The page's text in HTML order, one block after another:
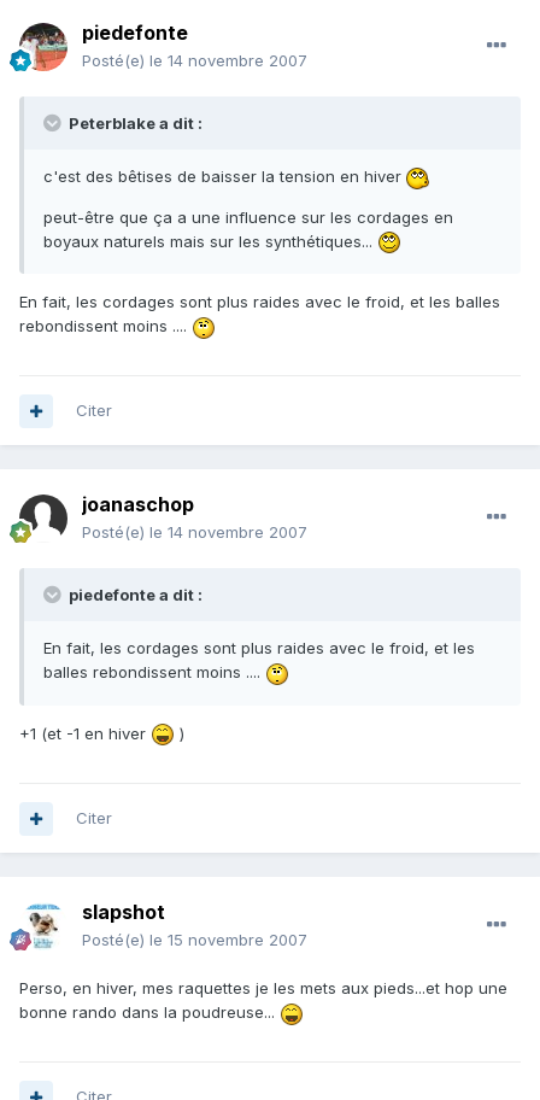
piedefonte
Posté(e) le 14 novembre 2007
Peterblake a dit :
c'est des bêtises de baisser la tension en hiver
peut-être que ça a une influence sur les cordages en
boyaux naturels mais sur les synthétiques...
En fait, les cordages sont plus raides avec le froid, et les balles
rebondissent moins ....
Citer
joanaschop
Posté(e) le 14 novembre 2007
piedefonte a dit :
En fait, les cordages sont plus raides avec le froid, et les
balles rebondissent moins ....
+1 (et -1 en hiver )
Citer
slapshot
Posté(e) le 15 novembre 2007
Perso, en hiver, mes raquettes je les mets aux pieds...et hop une
bonne rando dans la poudreuse...